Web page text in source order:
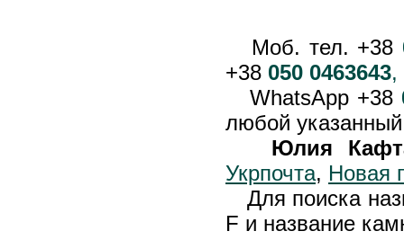
Моб. тел. +38
+38 050 0463643,
WhatsApp +38
любой
Юлия
Укрпочта, Новая
Для поиска
F и название